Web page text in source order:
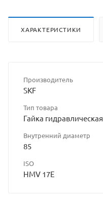
ХАРАКТЕРИСТИКИ
Производитель
SKF
Тип товара
Гайка гидравлическая
Внутренний диаметр
85
ISO
HMV 17E